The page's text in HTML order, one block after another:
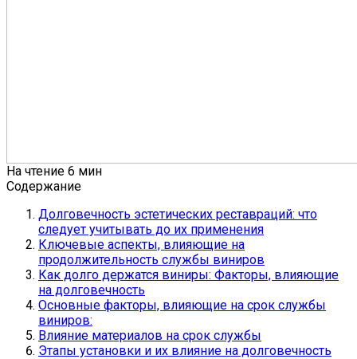
На чтение 6 мин
Содержание
Долговечность эстетических реставраций: что
следует учитывать до их применения
Ключевые аспекты, влияющие на
продолжительность службы виниров
Как долго держатся виниры: Факторы, влияющие
на долговечность
Основные факторы, влияющие на срок службы
виниров:
Влияние материалов на срок службы
Этапы установки и их влияние на долговечность